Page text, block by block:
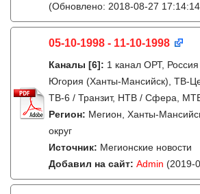
(Обновлено: 2018-08-27
05-10-1998 - 11-10-1998
Каналы [6]: 1 канал ОРТ,
Югория (Ханты-Мансийск), ТВ-
ТВ-6 / Транзит, НТВ / Сфера,
Регион: Мегион, Ханты-
округ
Источник: Мегионские новости
Добавил на сайт: Admin (2019-